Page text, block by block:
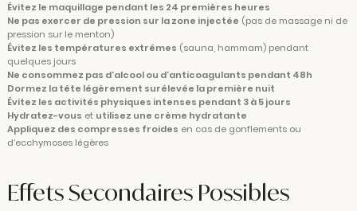
Évitez le maquillage pendant les 24 premières heures
Ne pas exercer de pression sur la zone injectée (pas de massage ni de
pression sur le menton)
Évitez les températures extrêmes (sauna, hammam) pendant
quelques jours
Ne consommez pas d’alcool ou d’anticoagulants pendant 48h
Dormez la tête légèrement surélevée la première nuit
Évitez les activités physiques intenses pendant 3 à 5 jours
Hydratez-vous et utilisez une crème hydratante
Appliquez des compresses froides en cas de gonflements ou
d’ecchymoses légères
Effets Secondaires Possibles